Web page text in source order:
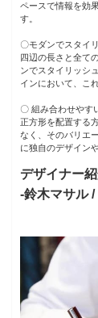
ペースで情報を効
す。
〇モダンでスタイ
四辺の長さと全て
ンでスタイリッシ
インにおいて、こ
〇 組み合わせやす
正方形を配置する
なく、そのバリエ
に独自のデザイン
デザイナー
-鈴木マサル